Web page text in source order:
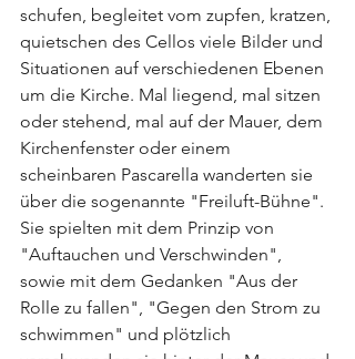
schufen, begleitet vom zupfen, kratzen,
quietschen des Cellos viele Bilder und
Situationen auf verschiedenen Ebenen
um die Kirche. Mal liegend, mal sitzen
oder stehend, mal auf der Mauer, dem
Kirchenfenster oder einem
scheinbaren Pascarella wanderten sie
über die sogenannte "Freiluft-Bühne".
Sie spielten mit dem Prinzip von
"Auftauchen und Verschwinden",
sowie mit dem Gedanken "Aus der
Rolle zu fallen", "Gegen den Strom zu
schwimmen" und plötzlich